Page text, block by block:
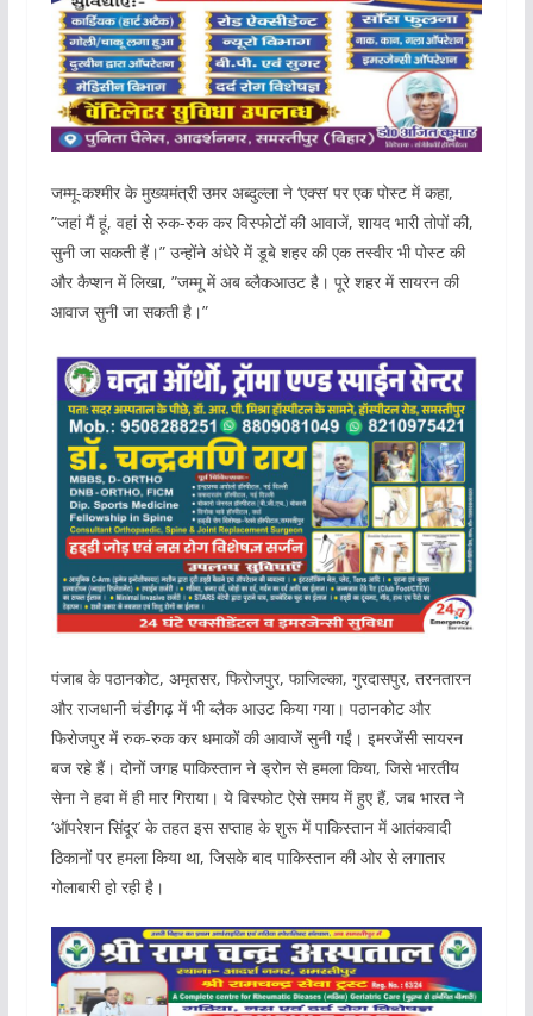
जम्मू-कश्मीर के मुख्यमंत्री उमर अब्दुल्ला ने ‘एक्स’ पर एक पोस्ट में कहा,
”जहां मैं हूं, वहां से रुक-रुक कर विस्फोटों की आवाजें, शायद भारी तोपों की,
सुनी जा सकती हैं।” उन्होंने अंधेरे में डूबे शहर की एक तस्वीर भी पोस्ट की
और कैप्शन में लिखा, ”जम्मू में अब ब्लैकआउट है। पूरे शहर में सायरन की
आवाज सुनी जा सकती है।”
पंजाब के पठानकोट, अमृतसर, फिरोजपुर, फाजिल्का, गुरदासपुर, तरनतारन
और राजधानी चंडीगढ़ में भी ब्लैक आउट किया गया। पठानकोट और
फिरोजपुर में रुक-रुक कर धमाकों की आवाजें सुनी गईं। इमरजेंसी सायरन
बज रहे हैं। दोनों जगह पाकिस्तान ने ड्रोन से हमला किया, जिसे भारतीय
सेना ने हवा में ही मार गिराया। ये विस्फोट ऐसे समय में हुए हैं, जब भारत ने
‘ऑपरेशन सिंदूर’ के तहत इस सप्ताह के शुरू में पाकिस्तान में आतंकवादी
ठिकानों पर हमला किया था, जिसके बाद पाकिस्तान की ओर से लगातार
गोलाबारी हो रही है।